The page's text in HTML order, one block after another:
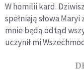
W homilii kard.
spełniają słowa
mnie będą odtąd
uczynił mi